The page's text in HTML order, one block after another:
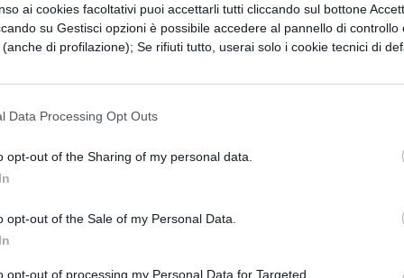
ai cookies facoltativi puoi accettarli tutti cliccando sul bottone
su Gestisci opzioni è possibile accedere al pannello di controllo
di profilazione); Se rifiuti tutto, userai solo i cookie tecnici di
Data Processing Opt Outs
opt-out of the Sharing of my personal data.
opt-out of the Sale of my Personal Data.
opt-out of processing my Personal Data for Targeted
2016: DOVE E QUANDO SARANNO
avrai capito quale sono i
pubblicazione della
conoscere i tuoi
risultati individuali